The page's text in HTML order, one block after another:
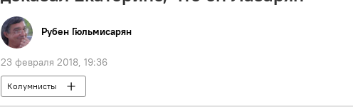
Рубен Гюльмисарян
23 февраля 2018, 19:36
Колумнисты